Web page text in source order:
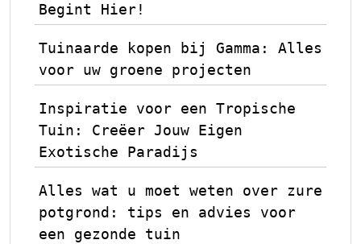
Begint Hier!
Tuinaarde kopen bij Gamma: Alles
voor uw groene projecten
Inspiratie voor een Tropische
Tuin: Creëer Jouw Eigen
Exotische Paradijs
Alles wat u moet weten over zure
potgrond: tips en advies voor
een gezonde tuin